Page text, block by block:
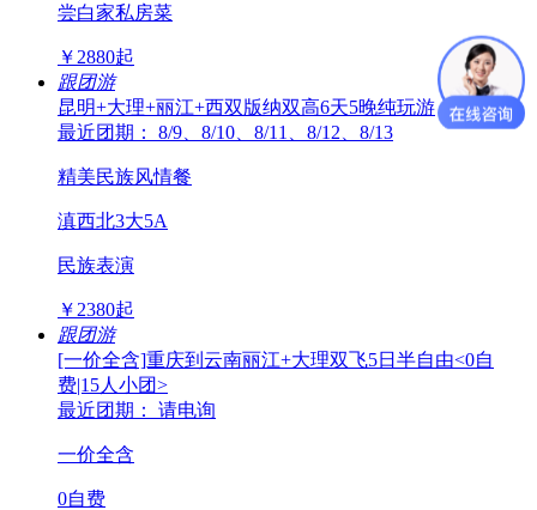
尝白家私房菜
￥ 2880起
跟团游
昆明+大理+丽江+西双版纳双高6天5晚纯玩游
最近团期： 8/9、8/10、8/11、8/12、8/13
精美民族风情餐
滇西北3大5A
民族表演
￥ 2380起
跟团游
[一价全含]重庆到云南丽江+大理双飞5日半自由<0自
费|15人小团>
最近团期： 请电询
一价全含
0自费